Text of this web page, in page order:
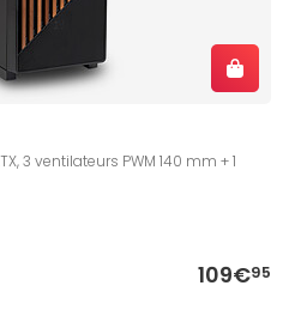
3 ventilateurs PWM 140 mm + 1
109€95